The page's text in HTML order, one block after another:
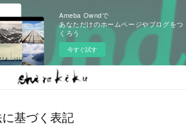
Ameba Owndで
あなただけのホームページやブログをつ
くろう
今すぐ試す
基づく表記